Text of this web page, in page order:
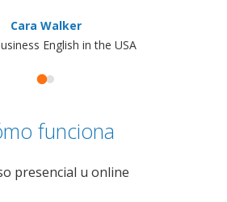
Cara Walker
English in the USA
funciona
presencial u online